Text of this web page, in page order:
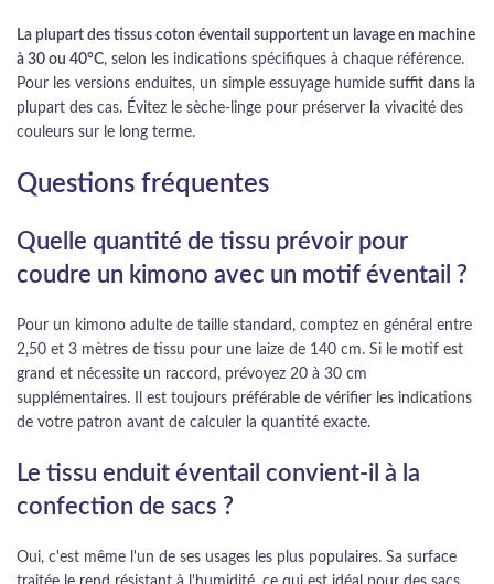
La plupart des tissus coton éventail supportent un lavage en machine
à 30 ou 40°C, selon les indications spécifiques à chaque référence.
Pour les versions enduites, un simple essuyage humide suffit dans la
plupart des cas. Évitez le sèche-linge pour préserver la vivacité des
couleurs sur le long terme.
Questions fréquentes
Quelle quantité de tissu prévoir pour
coudre un kimono avec un motif éventail ?
Pour un kimono adulte de taille standard, comptez en général entre
2,50 et 3 mètres de tissu pour une laize de 140 cm. Si le motif est
grand et nécessite un raccord, prévoyez 20 à 30 cm
supplémentaires. Il est toujours préférable de vérifier les indications
de votre patron avant de calculer la quantité exacte.
Le tissu enduit éventail convient-il à la
confection de sacs ?
Oui, c'est même l'un de ses usages les plus populaires. Sa surface